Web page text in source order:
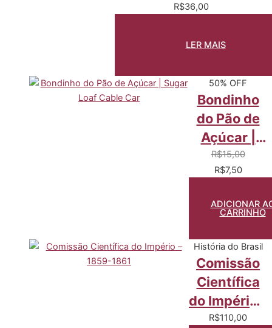
R$36,00
LER MAIS
50% OFF
Bondinho
do Pão de
Açúcar |
Sugar Loaf
Cable Car
R$15,00
R$7,50
ADICIONAR
CARRINHO
História do Brasil
Comissão
Científica
do Império –
1859-1861
R$110,00